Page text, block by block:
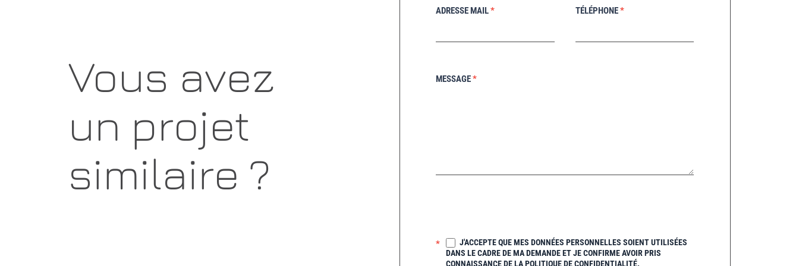
Vous avez
un projet
similaire ?
ADRESSE MAIL* TÉLÉPHONE*
MESSAGE*
*
J'ACCEPTE QUE MES DONNÉES PERSONNELLES SOIENT UTILISÉES
DANS LE CADRE DE MA DEMANDE ET JE CONFIRME AVOIR PRIS
CONNAISSANCE DE LA POLITIQUE DE CONFIDENTIALITÉ.